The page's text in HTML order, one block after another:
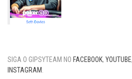
SIGA O GIPSYTEAM NO FACEBOOK, YOUTUBE,
INSTAGRAM.